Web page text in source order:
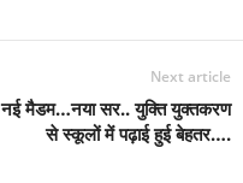
Next article
नई मैडम…नया सर.. युक्ति युक्तकरण
से स्कूलों में पढ़ाई हुई बेहतर….